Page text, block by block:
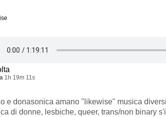
1h 19m 11s
e donasonica amano "likewise" musica
di donne, lesbiche, queer, trans/non binary